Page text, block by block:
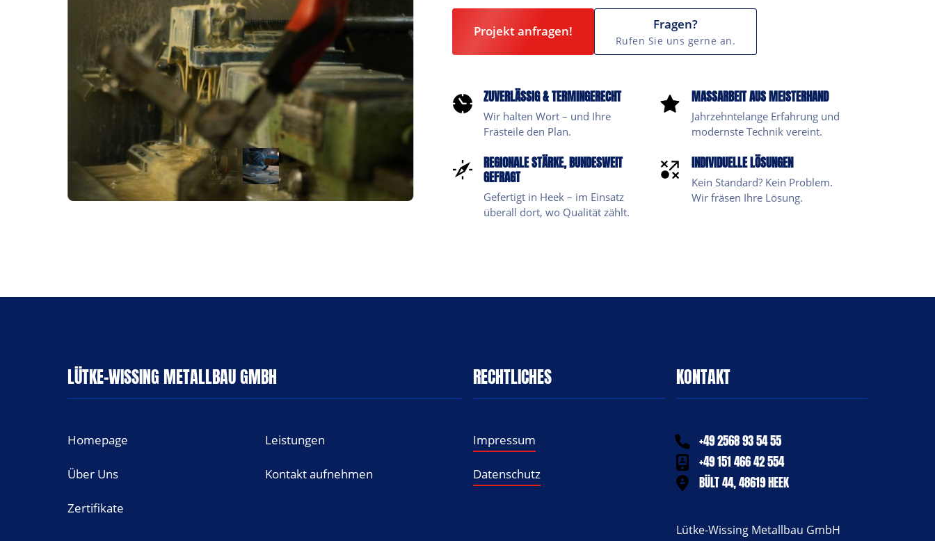
Projekt anfragen! Fragen?
Rufen Sie uns gerne an.
ZUVERLÄSSIG & TERMINGERECHT
Wir halten Wort – und Ihre
Frästeile den Plan.
REGIONALE STÄRKE, BUNDESWEIT
GEFRAGT
Gefertigt in Heek – im Einsatz
überall dort, wo Qualität zählt.
MASSARBEIT AUS MEISTERHAND
Jahrzehntelange Erfahrung und
modernste Technik vereint.
INDIVIDUELLE LÖSUNGEN
Kein Standard? Kein Problem.
LÜTKE-WISSING METALLBAU GMBH
Homepage
Über Uns
Zertifikate
Leistungen
Kontakt aufnehmen
RECHTLICHES
Impressum
Datenschutz
KONTAKT
+49 2568 93 54 55
+49 151 466 42 554
BÜLT 44, 48619 HEEK
Lütke-Wissing Metallbau GmbH